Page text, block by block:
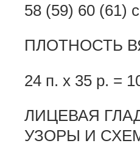
58 (59) 60 (61)
ПЛОТНОСТЬ
24 п. х 35 р. =
ЛИЦЕВАЯ
УЗОРЫ И